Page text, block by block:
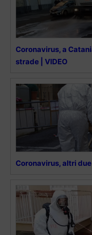
Coronavirus, a
strade | VIDEO
Coronavirus, altri